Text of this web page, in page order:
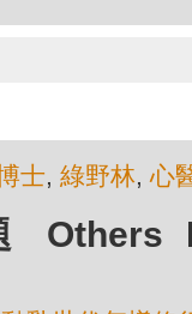
士, 綠野林,心
Others